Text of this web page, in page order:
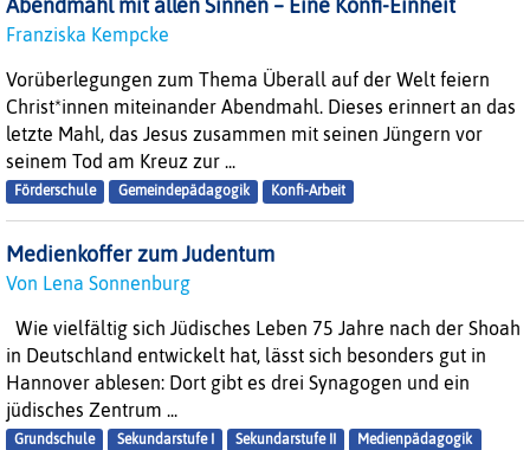
Abendmahl mit allen Sinnen – Eine Konfi-Einheit
Franziska Kempcke
Vorüberlegungen zum Thema Überall auf der Welt feiern
Christ*innen miteinander Abendmahl. Dieses erinnert an das
letzte Mahl, das Jesus zusammen mit seinen Jüngern vor
seinem Tod am Kreuz zur ...
Förderschule Gemeindepädagogik Konfi-Arbeit
Medienkoffer zum Judentum
Von Lena Sonnenburg
Wie vielfältig sich Jüdisches Leben 75 Jahre nach der Shoah
in Deutschland entwickelt hat, lässt sich besonders gut in
Hannover ablesen: Dort gibt es drei Synagogen und ein
jüdisches Zentrum ...
Grundschule Sekundarstufe I Sekundarstufe II
Medienpädagogik